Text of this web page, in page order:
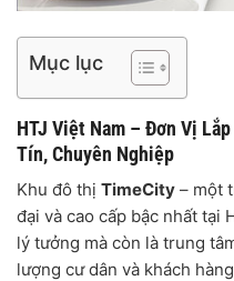
Mục lục
HTJ Việt Nam – Đơn Vị
Tín, Chuyên Nghiệp
Khu đô thị TimeCity – một
đại và cao cấp bậc nhất tại
lý tưởng mà còn là trung
lượng cư dân và khách